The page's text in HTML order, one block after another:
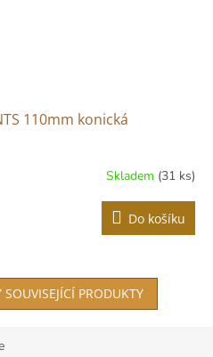
110mm konická
Skladem (31 ks)
Do košíku
PRODUKTY